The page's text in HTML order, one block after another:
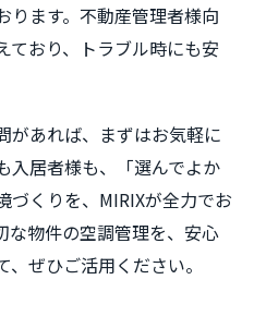
ります。不動産管理者様向
ており、トラブル時にも安
があれば、まずはお気軽に
入居者様も、「選んでよか
づくりを、MIRIXが全力でお
な物件の空調管理を、安心
ぜひご活用ください。